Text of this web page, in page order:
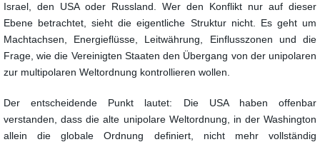
Israel, den USA oder Russland. Wer den Konflikt nur auf dieser
Ebene betrachtet, sieht die eigentliche Struktur nicht. Es geht um
Machtachsen, Energieflüsse, Leitwährung, Einflusszonen und die
Frage, wie die Vereinigten Staaten den Übergang von der unipolaren
zur multipolaren Weltordnung kontrollieren wollen.
Der entscheidende Punkt lautet: Die USA haben offenbar
verstanden, dass die alte unipolare Weltordnung, in der Washington
allein die globale Ordnung definiert, nicht mehr vollständig